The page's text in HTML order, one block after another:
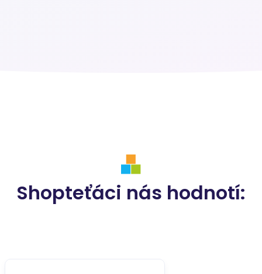
Shopteťáci nás hodnotí: